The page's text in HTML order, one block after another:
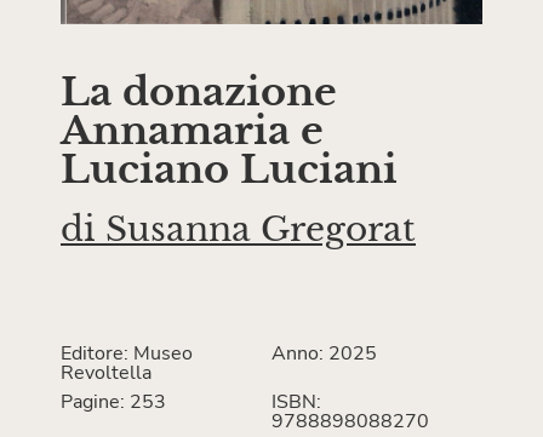
La donazione
Annamaria e
Luciano Luciani
di Susanna Gregorat
Editore: Museo
Revoltella
Anno: 2025
Pagine: 253
ISBN:
9788898088270